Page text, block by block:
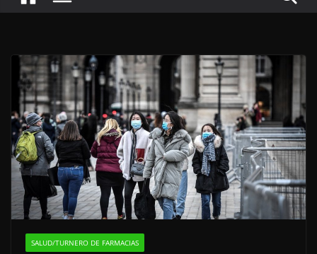
SALUD/TURNERO DE FARMACIAS